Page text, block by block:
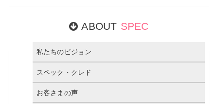
ABOUT SPEC
私たちのビジョン
スペック・クレド
お客さまの声